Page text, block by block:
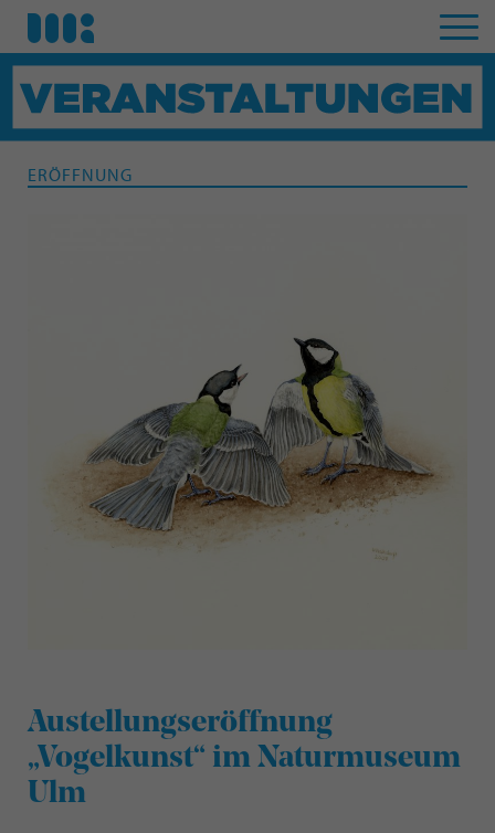
ERÖFFNUNG
Austellungseröffnung
„Vogelkunst“ im Naturmuseum
Ulm